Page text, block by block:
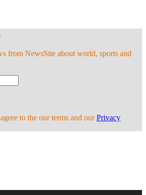
from NewsSite about world, sports and
to the our terms and ourPrivacy